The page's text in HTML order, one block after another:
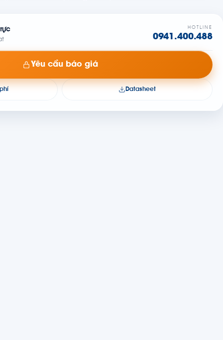
HOTLINE
0941.400.488
Yêu cầu báo giá
Datasheet